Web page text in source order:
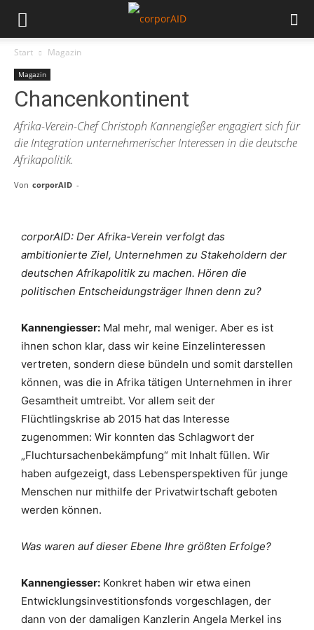
Start Magazin
Magazin
Chancenkontinent
Afrika-Verein-Chef Christoph Kannengießer engagiert sich für
die Integration unternehmerischer Interessen in die deutsche
Afrikapolitik.
Von corporAID -
corporAID: Der Afrika-Verein verfolgt das
ambitionierte Ziel, Unternehmen zu Stakeholdern der
deutschen Afrikapolitik zu machen. Hören die
politischen Entscheidungsträger Ihnen denn zu?
Kannengiesser: Mal mehr, mal weniger. Aber es ist
ihnen schon klar, dass wir keine Einzelinteressen
vertreten, sondern diese bündeln und somit darstellen
können, was die in Afrika tätigen Unternehmen in ihrer
Gesamtheit umtreibt. Vor allem seit der
Flüchtlingskrise ab 2015 hat das Interesse
zugenommen: Wir konnten das Schlagwort der
„Fluchtursachenbekämpfung“ mit Inhalt füllen. Wir
haben aufgezeigt, dass Lebensperspektiven für junge
Menschen nur mithilfe der Privatwirtschaft geboten
werden können.
Was waren auf dieser Ebene Ihre größten Erfolge?
Kannengiesser: Konkret haben wir etwa einen
Entwicklungsinvestitionsfonds vorgeschlagen, der
dann von der damaligen Kanzlerin Angela Merkel ins